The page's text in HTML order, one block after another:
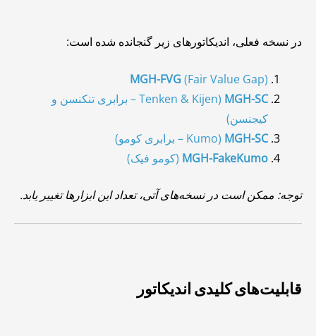
در نسخه فعلی، اندیکاتورهای زیر گنجانده شده است:
MGH-FVG (Fair Value Gap)
MGH-SC
(Tenken & Kijen – برابری تنکنسن و
کیجنسن)
MGH-SC (Kumo – برابری کومو)
MGH-FakeKumo (کومو فیک)
توجه: ممکن است در نسخه‌های آتی، تعداد این ابزارها تغییر یابد.
قابلیت‌های کلیدی اندیکاتور